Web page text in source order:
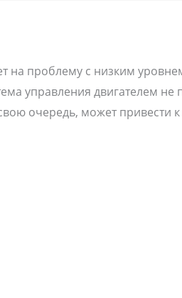
на проблему с низким
управления двигателем не
очередь, может привести